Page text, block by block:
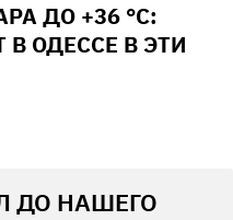
ДО +36 °С:
ОДЕССЕ В ЭТИ
ДО НАШЕГО